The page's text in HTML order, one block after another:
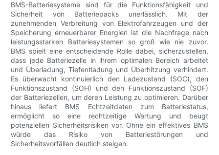
BMS-Batteriesysteme sind für die Funktionsfähigkeit und
Sicherheit von Batteriepacks unerlässlich. Mit der
zunehmenden Verbreitung von Elektrofahrzeugen und der
Speicherung erneuerbarer Energien ist die Nachfrage nach
leistungsstarken Batteriesystemen so groß wie nie zuvor.
BMS spielt eine entscheidende Rolle dabei, sicherzustellen,
dass jede Batteriezelle in ihrem optimalen Bereich arbeitet
und Überladung, Tiefentladung und Überhitzung verhindert.
Es überwacht kontinuierlich den Ladezustand (SOC), den
Funktionszustand (SOH) und den Funktionszustand (SOF)
der Batteriezellen, um deren Leistung zu optimieren. Darüber
hinaus liefert BMS Echtzeitdaten zum Batteriestatus,
ermöglicht so eine rechtzeitige Wartung und beugt
potenziellen Sicherheitsrisiken vor. Ohne ein effektives BMS
würde das Risiko von Batteriestörungen und
Sicherheitsvorfällen deutlich steigen.